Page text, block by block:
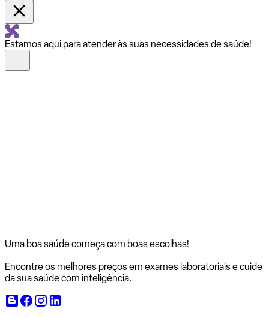
Estamos aqui para atender às suas necessidades de saúde!
Uma boa saúde começa com boas escolhas!
Encontre os melhores preços em exames laboratoriais e cuide
da sua saúde com inteligência.